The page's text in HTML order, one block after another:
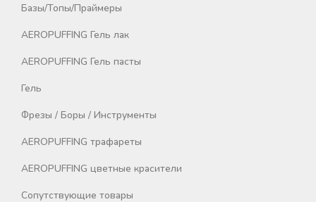
Базы/Топы/Праймеры
AEROPUFFING Гель лак
AEROPUFFING Гель пасты
Гель
Фрезы / Боры / Инструменты
AEROPUFFING трафареты
AEROPUFFING цветные красители
Сопутствующие товары